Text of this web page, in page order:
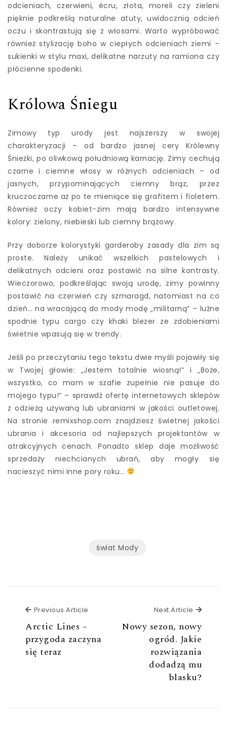
odcieniach, czerwieni, écru, złota, moreli czy zieleni
pięknie podkreślą naturalne atuty, uwidocznią odcień
oczu i skontrastują się z włosami. Warto wypróbować
również stylizację boho w ciepłych odcieniach ziemi –
sukienki w stylu maxi, delikatne narzuty na ramiona czy
płócienne spodenki.
Królowa Śniegu
Zimowy typ urody jest najszerszy w swojej
charakteryzacji – od bardzo jasnej cery Królewny
Śnieżki, po oliwkową południową karnację. Zimy cechują
czarne i ciemne włosy w różnych odcieniach – od
jasnych, przypominających ciemny brąz, przez
kruczoczarne aż po te mieniące się grafitem i fioletem.
Również oczy kobiet-zim mają bardzo intensywne
kolory: zielony, niebieski lub ciemny brązowy.
Przy doborze kolorystyki garderoby zasady dla zim są
proste. Należy unikać wszelkich pastelowych i
delikatnych odcieni oraz postawić na silne kontrasty.
Wieczorowo, podkreślając swoją urodę, zimy powinny
postawić na czerwień czy szmaragd, natomiast na co
dzień… na wracającą do mody modę „militarną” – luźne
spodnie typu cargo czy khaki blezer ze zdobieniami
świetnie wpasują się w trendy.
Jeśli po przeczytaniu tego tekstu dwie myśli pojawiły się
w Twojej głowie: „Jestem totalnie wiosną!” i „Boże,
wszystko, co mam w szafie zupełnie nie pasuje do
mojego typu!” – sprawdź ofertę internetowych sklepów
z odzieżą używaną lub ubraniami w jakości outletowej.
Na stronie remixshop.com znajdziesz świetnej jakości
ubrania i akcesoria od najlepszych projektantów w
atrakcyjnych cenach. Ponadto sklep daje możliwość
sprzedaży niechcianych ubrań, aby mogły się
nacieszyć nimi inne pory roku…
świat Mody
Previous Article
Arctic Lines –
przygoda zaczyna
się teraz
Next Article Next
Nowy sezon, nowy
ogród. Jakie
rozwiązania
dodadzą mu
blasku?